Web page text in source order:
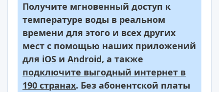
Получите мгновенный доступ к
температуре воды в реальном
времени для этого и всех других
мест с помощью наших приложений
для iOS и Android, а также
подключите выгодный интернет в
190 странах. Без абонентской платы